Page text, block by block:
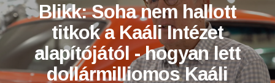
Blikk: Soha nem hallott
titkok a Kaáli Intézet
alapítójától - hogyan lett
dollármilliomos Kaáli